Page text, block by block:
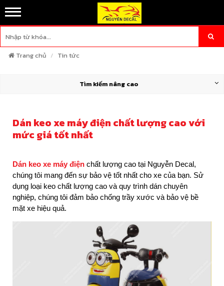
Trang chủ Tin tức
Tìm kiếm nâng cao
Dán keo xe máy điện chất lượng cao với
mức giá tốt nhất
Dán keo xe máy điện chất lượng cao tại Nguyễn Decal,
chúng tôi mang đến sự bảo vệ tốt nhất cho xe của bạn. Sử
dụng loại keo chất lượng cao và quy trình dán chuyên
nghiệp, chúng tôi đảm bảo chống trầy xước và bảo vệ bề
mặt xe hiệu quả.